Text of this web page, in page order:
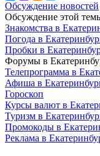
Обсуждение новостей
Обсуждение этой
Знакомства в
Погода в
Пробки в
Форумы в
Телепрограмма в
Афиша в
Гороскоп
Курсы валют в
Туризм в
Промокоды в
Реклама в